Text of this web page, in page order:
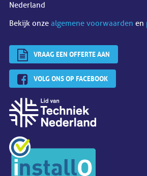
Nederland
Bekijk onze algemene voorwaarden en
VRAAG EEN OFFERTE AAN
VOLG ONS OP FACEBOOK